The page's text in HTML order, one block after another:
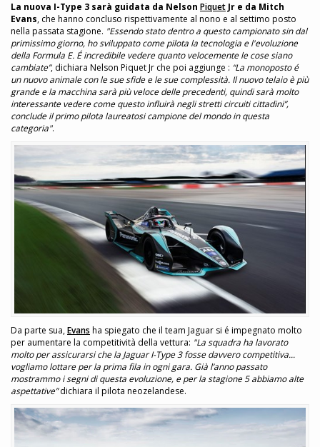
La nuova I-Type 3 sarà guidata da Nelson Piquet Jr e da Mitch
Evans, che hanno concluso rispettivamente al nono e al settimo posto
nella passata stagione. "Essendo stato dentro a questo campionato sin dal
primissimo giorno, ho sviluppato come pilota la tecnologia e l'evoluzione
della Formula E. É incredibile vedere quanto velocemente le cose siano
cambiate”, dichiara Nelson Piquet Jr che poi aggiunge : “La monoposto é
un nuovo animale con le sue sfide e le sue complessità. Il nuovo telaio è più
grande e la macchina sarà più veloce delle precedenti, quindi sarà molto
interessante vedere come questo influirà negli stretti circuiti cittadini”,
conclude il primo pilota laureatosi campione del mondo in questa
categoria".
Da parte sua,Evans ha spiegato che il team Jaguar si é impegnato molto
per aumentare la competitività della vettura: "La squadra ha lavorato
molto per assicurarsi che la Jaguar I-Type 3 fosse davvero competitiva...
vogliamo lottare per la prima fila in ogni gara. Già l’anno passato
mostrammo i segni di questa evoluzione, e per la stagione 5 abbiamo alte
aspettative”dichiara il pilota neozelandese.